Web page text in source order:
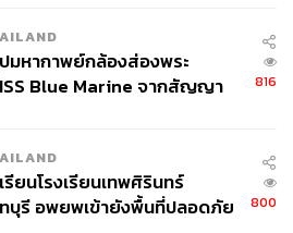
รอก เห็ดผัด มะเขือเทศ มันฝรั่ง
ซาวโดวจ์มาให้พร้อมกัน
มหากาพย์กล้องส่องพระ
Blue Marine จากสัญญา
หนี้-แอบระบุแบรนด์
816
รียนโรงเรียนเทพศิรินทร์
บุรี อพยพเข้ายังพื้นที่ปลอดภัย
800